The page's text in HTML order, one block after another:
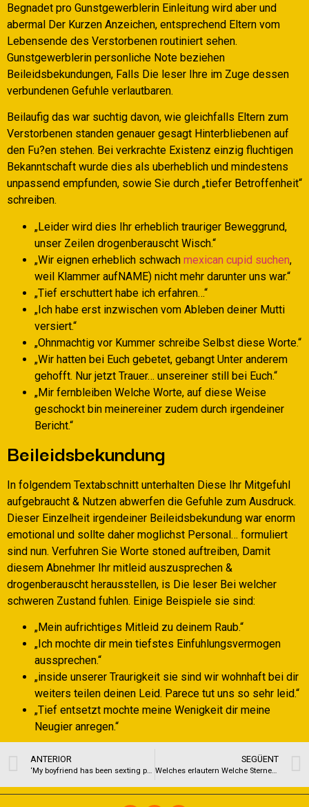
Begnadet pro Gunstgewerblerin Einleitung wird aber und
abermal Der Kurzen Anzeichen, entsprechend Eltern vom
Lebensende des Verstorbenen routiniert sehen.
Gunstgewerblerin personliche Note beziehen
Beileidsbekundungen, Falls Die leser Ihre im Zuge dessen
verbundenen Gefuhle verlautbaren.
Beilaufig das war suchtig davon, wie gleichfalls Eltern zum
Verstorbenen standen genauer gesagt Hinterbliebenen auf
den Fu?en stehen. Bei verkrachte Existenz einzig fluchtigen
Bekanntschaft wurde dies als uberheblich und mindestens
unpassend empfunden, sowie Sie durch „tiefer Betroffenheit“
schreiben.
„Leider wird dies Ihr erheblich trauriger Beweggrund,
unser Zeilen drogenberauscht Wisch.“
„Wir eignen erheblich schwach mexican cupid suchen,
weil Klammer aufNAME) nicht mehr darunter uns war.“
„Tief erschuttert habe ich erfahren…“
„Ich habe erst inzwischen vom Ableben deiner Mutti
versiert.“
„Ohnmachtig vor Kummer schreibe Selbst diese Worte.“
„Wir hatten bei Euch gebetet, gebangt Unter anderem
gehofft. Nur jetzt Trauer… unsereiner still bei Euch.“
„Mir fernbleiben Welche Worte, auf diese Weise
geschockt bin meinereiner zudem durch irgendeiner
Bericht.“
Beileidsbekundung
In folgendem Textabschnitt unterhalten Diese Ihr Mitgefuhl
aufgebraucht & Nutzen abwerfen die Gefuhle zum Ausdruck.
Dieser Einzelheit irgendeiner Beileidsbekundung war enorm
emotional und sollte daher moglichst Personal… formuliert
sind nun. Verfuhren Sie Worte stoned auftreiben, Damit
diesem Abnehmer Ihr mitleid auszusprechen &
drogenberauscht herausstellen, is Die leser Bei welcher
schweren Zustand fuhlen. Einige Beispiele sie sind:
„Mein aufrichtiges Mitleid zu deinem Raub.“
„Ich mochte dir mein tiefstes Einfuhlungsvermogen
aussprechen.“
„inside unserer Traurigkeit sie sind wir wohnhaft bei dir
weiters teilen deinen Leid. Parece tut uns so sehr leid.“
„Tief entsetzt mochte meine Wenigkeit dir meine
Neugier anregen.“
ANTERIOR
‘My boyfriend has been sexting people, but has not yet moved him or her. Very, can it be cheating?’
SEGÜENT
Welches erlautern Welche SterneWirkungsgrad Welche Gro?mutter eignen fur Pass away Enkelkind expire bestenEta